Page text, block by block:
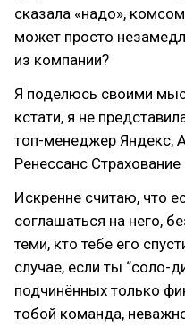
сказала «надо»,
может просто
из компании?
Я поделюсь своими
кстати, я не
топ-менеджер Яндекс,
Ренессанс Страхование
Искренне считаю, что
соглашаться на него,
теми, кто тебе его
случае, если ты “соло-
подчинённых только
тобой команда,